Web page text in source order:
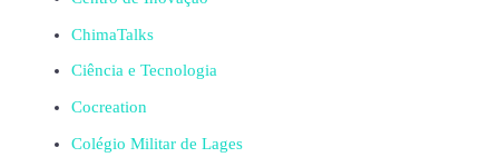
ChimaTalks
Ciência e Tecnologia
Cocreation
Colégio Militar de Lages